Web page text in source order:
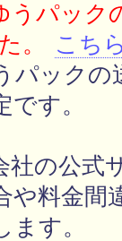
うパック
。
こち
パックの
す。
社の公式
や料金間
す。